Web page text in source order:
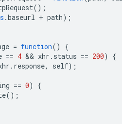
();
.baseurl + path);
= function()
{
== 4 && xhr . status == 200)
{
. response, self);
== 0)
{
();